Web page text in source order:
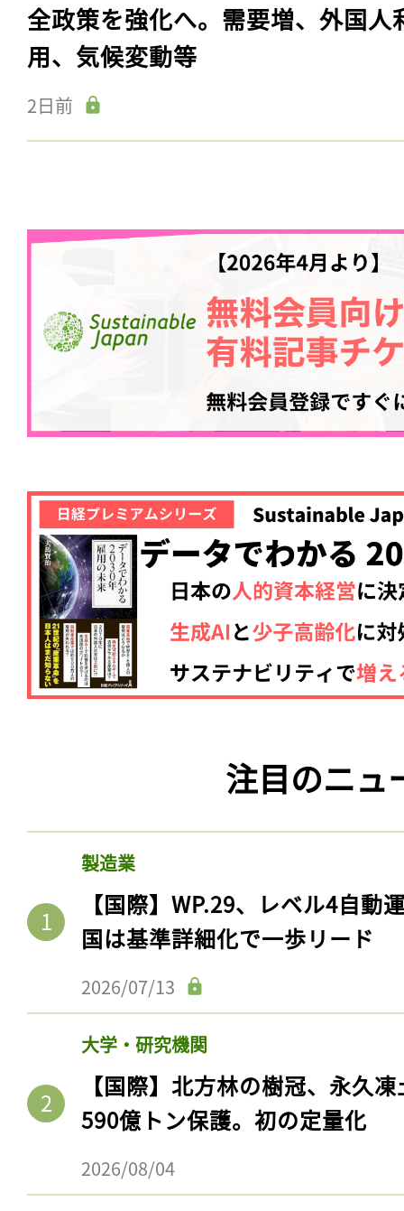
全政策を強化へ。需要増、外国人
用、気候変動等
2日前
注目のニュ
製造業
【国際】WP.29、レベル4自動
国は基準詳細化で一歩リード
2026/07/13
大学・研究機関
【国際】北方林の樹冠、永久
590億トン保護。初の定量化
2026/08/04